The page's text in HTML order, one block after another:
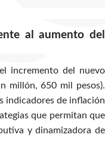
al aumento del
incremento del nuevo
millón, 650 mil pesos).
indicadores de inflación
que permitan que
y dinamizadora de